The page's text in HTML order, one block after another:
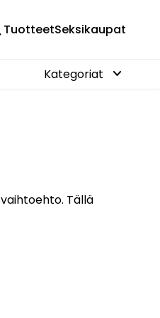
TuotteetSeksikaupat
Kategoriat keyboard_arrow_down
Tällä